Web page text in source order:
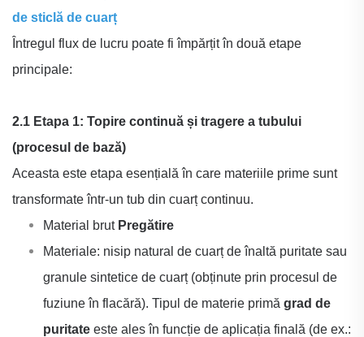
de sticlă de cuarț
Întregul flux de lucru poate fi împărțit în două etape
principale:
2.1 Etapa 1: Topire continuă și tragere a tubului
(procesul de bază)
Aceasta este etapa esențială în care materiile prime sunt
transformate într-un tub din cuarț continuu.
Material brut Pregătire
Materiale: nisip natural de cuarț de înaltă puritate sau
granule sintetice de cuarț (obținute prin procesul de
fuziune în flacără). Tipul de materie primă grad de
puritate este ales în funcție de aplicația finală (de ex.: